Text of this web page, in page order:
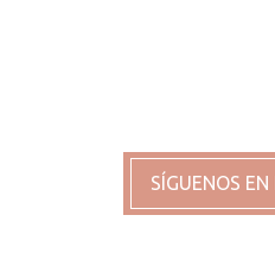
SÍGUENOS